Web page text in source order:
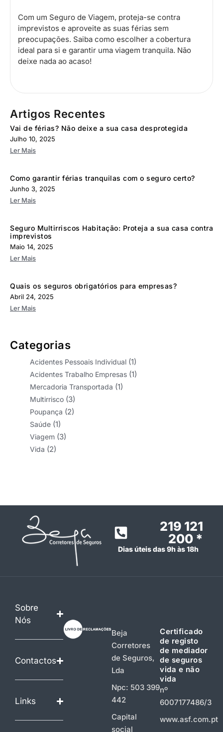
Com um Seguro de Viagem, proteja-se contra
imprevistos e aproveite as suas férias sem
preocupações. Saiba como escolher a cobertura
ideal para si e garantir uma viagem tranquila. Não
deixe nada ao acaso!
Artigos Recentes
Vai de férias? Não deixe a sua casa desprotegida
Julho 10, 2025
Ler Mais
Como garantir férias tranquilas com o seguro certo?
Junho 3, 2025
Ler Mais
Seguro Multirriscos Habitação: Proteja a sua casa contra
imprevistos
Maio 14, 2025
Ler Mais
Quais os seguros obrigatórios para empresas?
Abril 24, 2025
Ler Mais
Categorias
Acidentes Pessoais Individual (1)
Acidentes Trabalho Empresas (1)
Mercadoria Transportada (1)
Multirrisco (3)
Poupança (2)
Saúde (1)
Viagem (3)
Vida (2)
219 121
200 *
Dias úteis das 9h às 18h
Sobre
Nós
Contactos
Links
Beja
Corretores
de Seguros,
Lda
Npc: 503 399
442
Capital
social
Certificado
de registo
de mediador
de seguros
vida e não
vida
nº
6007177486/3
www.asf.com.pt